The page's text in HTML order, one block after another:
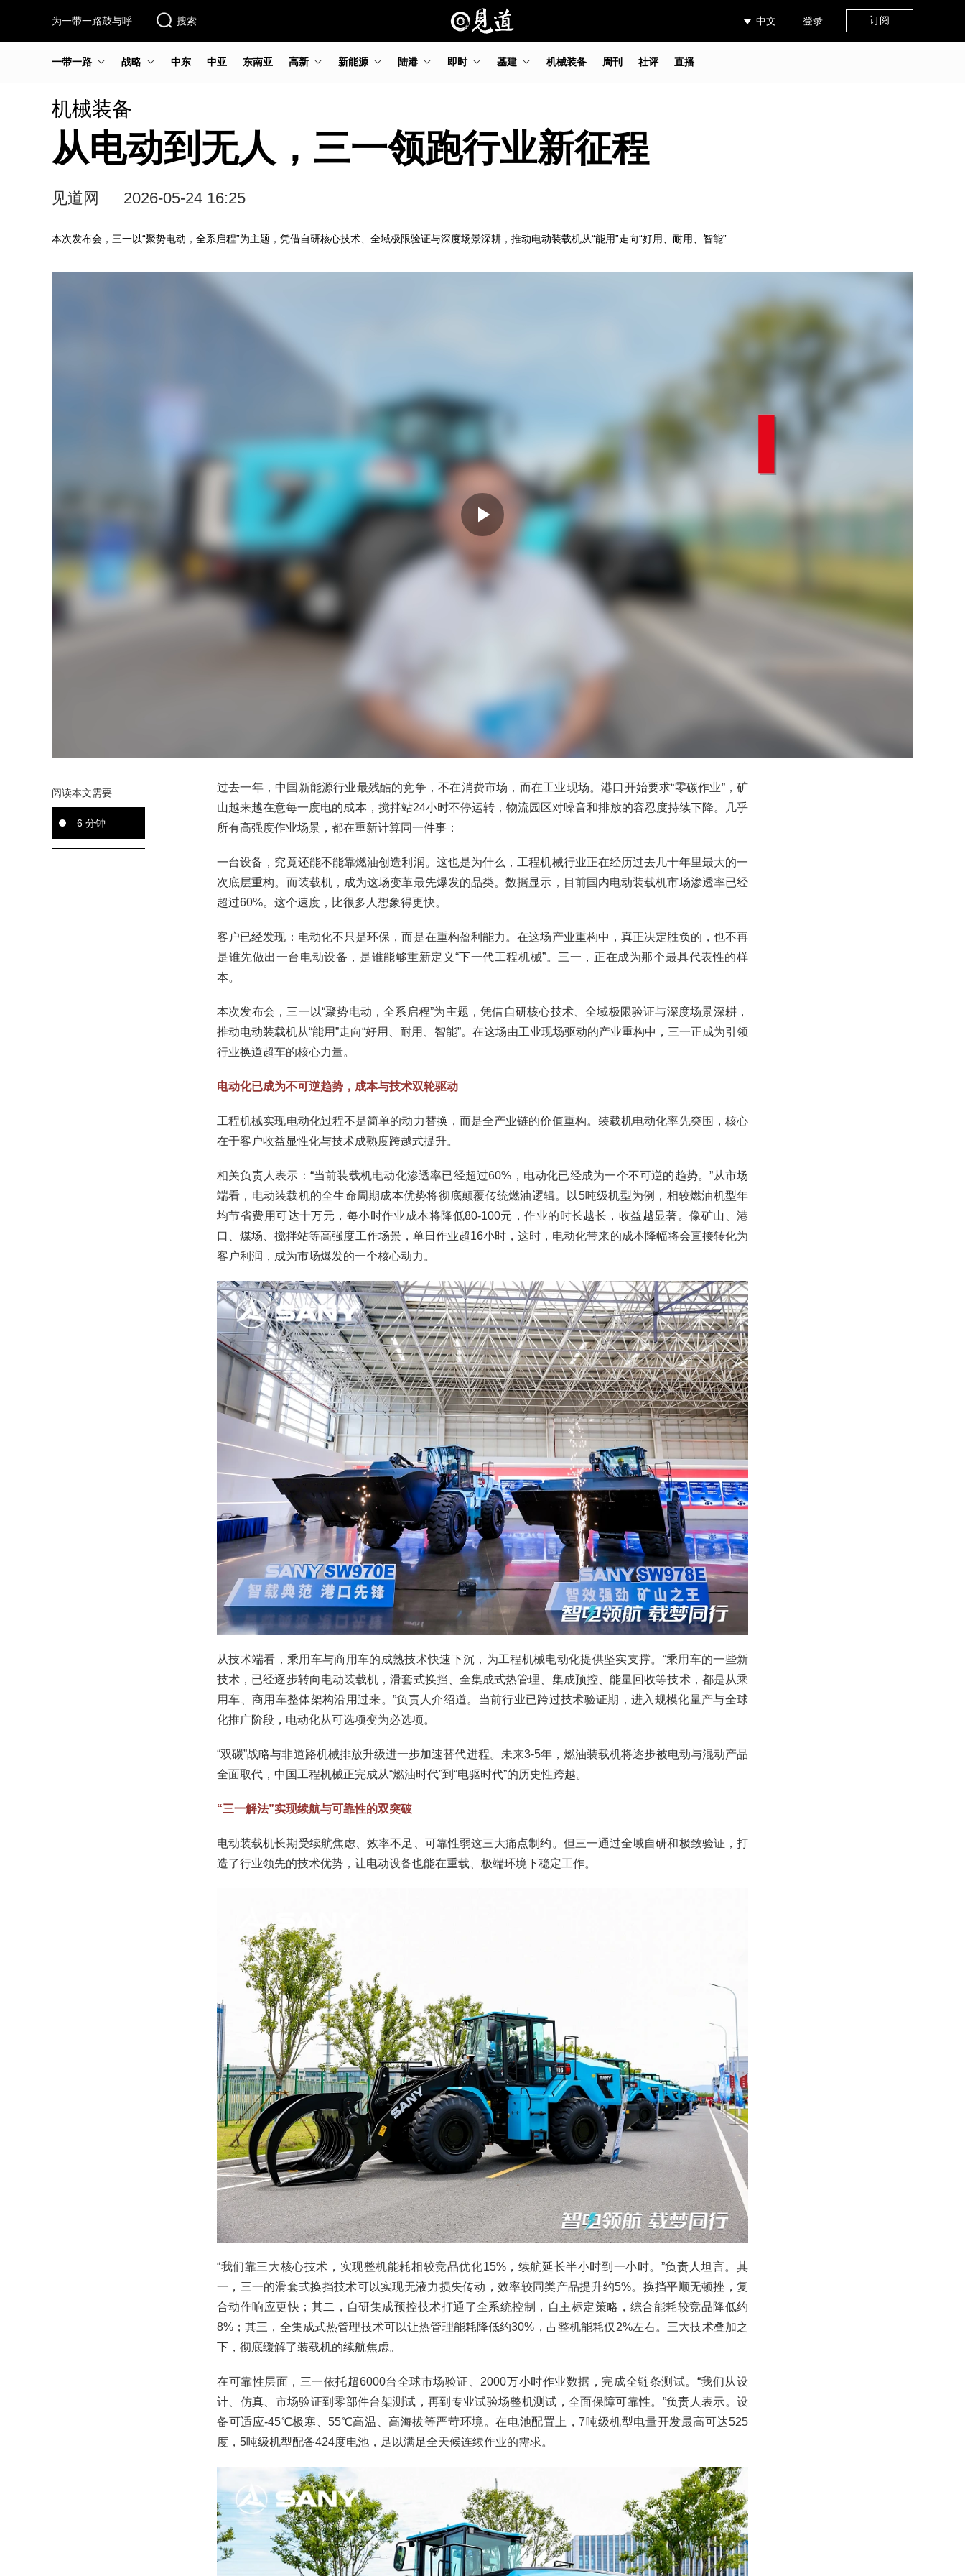
为一带一路鼓与呼 搜索 中文 登录 订阅
一带一路 战略 中东 中亚 东南亚 高新 新能源 陆港 即时 基建 机械装备 周刊 社评 直播
机械装备
从电动到无人，三一领跑行业新征程
见道网 2026-05-24 16:25
本次发布会，三一以“聚势电动，全系启程”为主题，凭借自研核心技术、全域极限验证与深度场景深耕，推动电动装载机从“能用”走向“好用、耐用、智能”
Play
Video
阅读本文需要
6 分钟
过去一年，中国新能源行业最残酷的竞争，不在消费市场，而在工业现场。港口开始要求“零碳作业”，矿
山越来越在意每一度电的成本，搅拌站24小时不停运转，物流园区对噪音和排放的容忍度持续下降。几乎
所有高强度作业场景，都在重新计算同一件事：
一台设备，究竟还能不能靠燃油创造利润。这也是为什么，工程机械行业正在经历过去几十年里最大的一
次底层重构。而装载机，成为这场变革最先爆发的品类。数据显示，目前国内电动装载机市场渗透率已经
超过60%。这个速度，比很多人想象得更快。
客户已经发现：电动化不只是环保，而是在重构盈利能力。在这场产业重构中，真正决定胜负的，也不再
是谁先做出一台电动设备，是谁能够重新定义“下一代工程机械”。三一，正在成为那个最具代表性的样
本。
本次发布会，三一以“聚势电动，全系启程”为主题，凭借自研核心技术、全域极限验证与深度场景深耕，
推动电动装载机从“能用”走向“好用、耐用、智能”。在这场由工业现场驱动的产业重构中，三一正成为引领
行业换道超车的核心力量。
电动化已成为不可逆趋势，成本与技术双轮驱动
工程机械实现电动化过程不是简单的动力替换，而是全产业链的价值重构。装载机电动化率先突围，核心
在于客户收益显性化与技术成熟度跨越式提升。
相关负责人表示：“当前装载机电动化渗透率已经超过60%，电动化已经成为一个不可逆的趋势。”从市场
端看，电动装载机的全生命周期成本优势将彻底颠覆传统燃油逻辑。以5吨级机型为例，相较燃油机型年
均节省费用可达十万元，每小时作业成本将降低80-100元，作业的时长越长，收益越显著。像矿山、港
口、煤场、搅拌站等高强度工作场景，单日作业超16小时，这时，电动化带来的成本降幅将会直接转化为
客户利润，成为市场爆发的一个核心动力。
从技术端看，乘用车与商用车的成熟技术快速下沉，为工程机械电动化提供坚实支撑。“乘用车的一些新
技术，已经逐步转向电动装载机，滑套式换挡、全集成式热管理、集成预控、能量回收等技术，都是从乘
用车、商用车整体架构沿用过来。”负责人介绍道。当前行业已跨过技术验证期，进入规模化量产与全球
化推广阶段，电动化从可选项变为必选项。
“双碳”战略与非道路机械排放升级进一步加速替代进程。未来3-5年，燃油装载机将逐步被电动与混动产品
全面取代，中国工程机械正完成从“燃油时代”到“电驱时代”的历史性跨越。
“三一解法”实现续航与可靠性的双突破
电动装载机长期受续航焦虑、效率不足、可靠性弱这三大痛点制约。但三一通过全域自研和极致验证，打
造了行业领先的技术优势，让电动设备也能在重载、极端环境下稳定工作。
“我们靠三大核心技术，实现整机能耗相较竞品优化15%，续航延长半小时到一小时。”负责人坦言。其
一，三一的滑套式换挡技术可以实现无液力损失传动，效率较同类产品提升约5%。换挡平顺无顿挫，复
合动作响应更快；其二，自研集成预控技术打通了全系统控制，自主标定策略，综合能耗较竞品降低约
8%；其三，全集成式热管理技术可以让热管理能耗降低约30%，占整机能耗仅2%左右。三大技术叠加之
下，彻底缓解了装载机的续航焦虑。
在可靠性层面，三一依托超6000台全球市场验证、2000万小时作业数据，完成全链条测试。“我们从设
计、仿真、市场验证到零部件台架测试，再到专业试验场整机测试，全面保障可靠性。”负责人表示。设
备可适应-45℃极寒、55℃高温、高海拔等严苛环境。在电池配置上，7吨级机型电量开发最高可达525
度，5吨级机型配备424度电池，足以满足全天候连续作业的需求。